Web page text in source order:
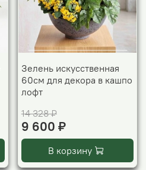
Зелень искусственная
60см для декора в кашпо
лофт
14 328 ₽
9 600 ₽
В корзину